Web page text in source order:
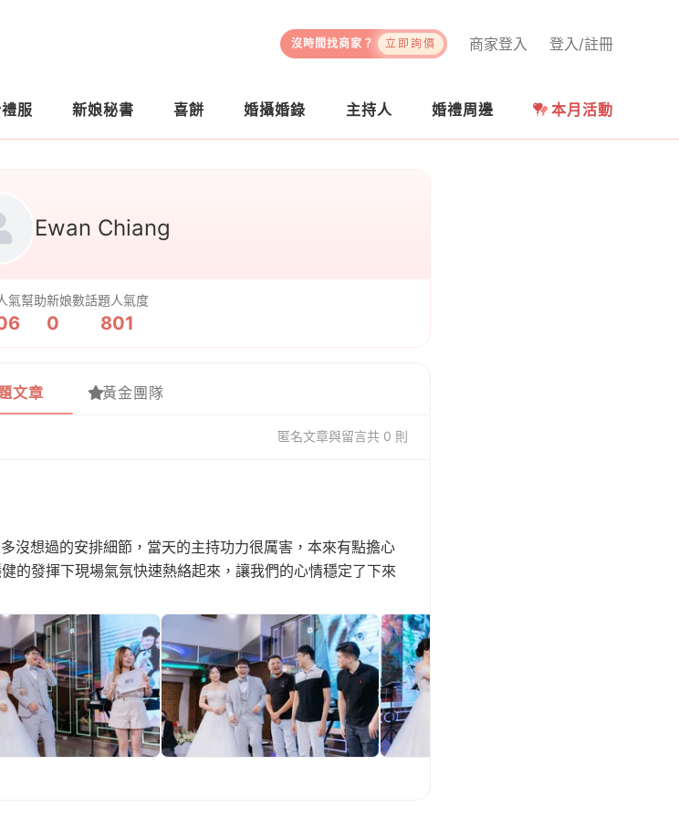
登入/註冊
商家登入
沒時間找商家？ 立即詢價
服 新娘秘書 喜餅 婚攝婚錄 主持人 婚禮周邊 本月活動
Ewan Chiang
氣幫助新娘數
0
話題人氣度
801
文章 黃金團隊
匿名文章與留言共 0 則
沒想過的安排細節，當天的主持功力很厲害，本來有點擔心
的發揮下現場氣氛快速熱絡起來，讓我們的心情穩定了下來